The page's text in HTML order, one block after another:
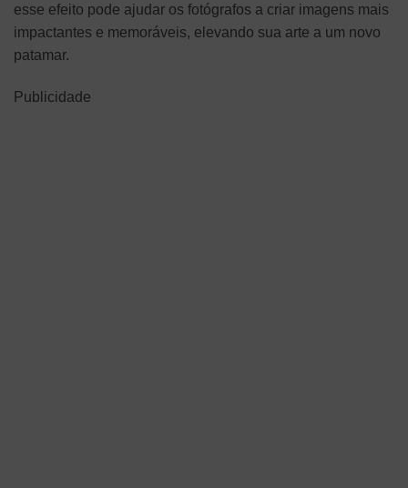
esse efeito pode ajudar os fotógrafos a criar imagens mais
impactantes e memoráveis, elevando sua arte a um novo
patamar.
Publicidade